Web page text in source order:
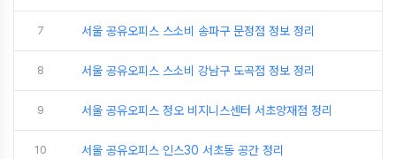
7 서울 공유오피스 스소비 송파구 문정점 정보 정리
8 서울 공유오피스 스소비 강남구 도곡점 정보 정리
9 서울 공유오피스 정오 비지니스센터 서초양재점 정리
10 서울 공유오피스 인스30 서초동 공간 정리